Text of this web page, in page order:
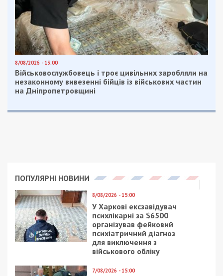
8/08/2026 - 13:00
Військовослужбовець і троє цивільних заробляли на
незаконному вивезенні бійців із військових частин
на Дніпропетровщині
ПОПУЛЯРНІ НОВИНИ
8/08/2026 - 15:00
У Харкові ексзавідувач
психлікарні за $6500
організував фейковий
психіатричний діагноз
для виключення з
військового обліку
7/08/2026 - 15:00